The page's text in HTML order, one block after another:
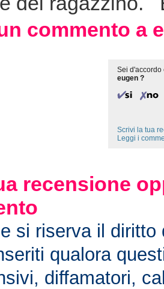
commento a
Sei d'accordo
eugen ?
Scrivi la tua
Leggi i
recensione
si riserva il diritto
qualora
diffamatori,